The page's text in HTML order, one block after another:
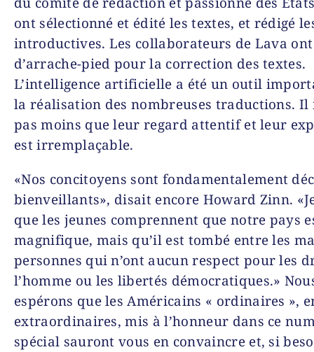
ont sélectionné et édité les textes, et rédigé
introductives. Les collaborateurs de Lava
d’arrache-pied pour la correction des textes.
L’intelligence artificielle a été un outil
la réalisation des nombreuses traductions. Il
pas moins que leur regard attentif et leur
est irremplaçable.
«Nos concitoyens sont fondamentalement
bienveillants», disait encore Howard Zinn.
que les jeunes comprennent que notre pays
magnifique, mais qu’il est tombé entre les
personnes qui n’ont aucun respect pour les
l’homme ou les libertés démocratiques.»
espérons que les Américains « ordinaires »,
extraordinaires, mis à l’honneur dans ce
spécial sauront vous en convaincre et, si